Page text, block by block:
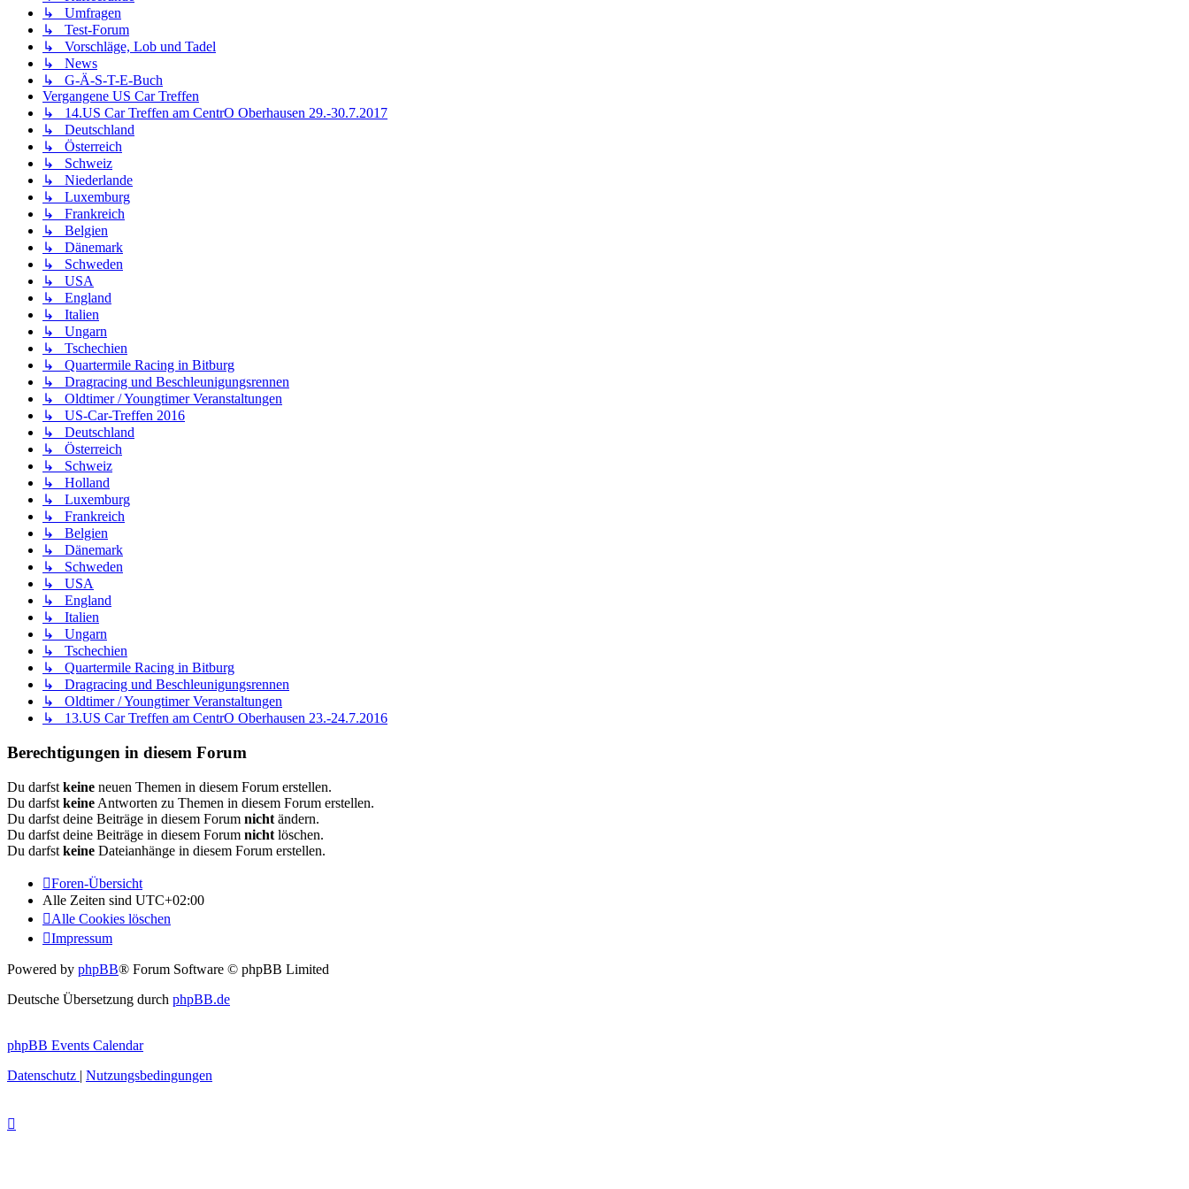
↳ Umfragen
↳ Test-Forum
↳ Vorschläge, Lob und Tadel
↳ News
↳ G-Ä-S-T-E-Buch
Vergangene US Car Treffen
↳ 14.US Car Treffen am CentrO Oberhausen 29.-30.7.2017
↳ Deutschland
↳ Österreich
↳ Schweiz
↳ Niederlande
↳ Luxemburg
↳ Frankreich
↳ Belgien
↳ Dänemark
↳ Schweden
↳ USA
↳ England
↳ Italien
↳ Ungarn
↳ Tschechien
↳ Quartermile Racing in Bitburg
↳ Dragracing und Beschleunigungsrennen
↳ Oldtimer / Youngtimer Veranstaltungen
↳ US-Car-Treffen 2016
↳ Deutschland
↳ Österreich
↳ Schweiz
↳ Holland
↳ Luxemburg
↳ Frankreich
↳ Belgien
↳ Dänemark
↳ Schweden
↳ USA
↳ England
↳ Italien
↳ Ungarn
↳ Tschechien
↳ Quartermile Racing in Bitburg
↳ Dragracing und Beschleunigungsrennen
↳ Oldtimer / Youngtimer Veranstaltungen
↳ 13.US Car Treffen am CentrO Oberhausen 23.-24.7.2016
Berechtigungen in diesem Forum
Du darfst keine neuen Themen in diesem Forum erstellen.
Du darfst keine Antworten zu Themen in diesem Forum erstellen.
Du darfst deine Beiträge in diesem Forum nicht ändern.
Du darfst deine Beiträge in diesem Forum nicht löschen.
Du darfst keine Dateianhänge in diesem Forum erstellen.
Foren-Übersicht
Alle Zeiten sind UTC+02:00
Alle Cookies löschen
Impressum
Powered by phpBB® Forum Software © phpBB Limited
Deutsche Übersetzung durch phpBB.de
phpBB Events Calendar
Datenschutz | Nutzungsbedingungen